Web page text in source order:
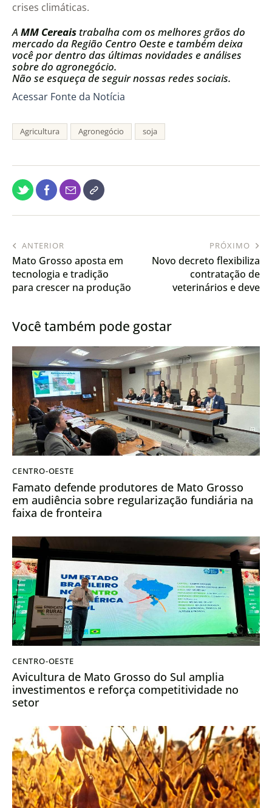
crises climáticas.
A MM Cereais trabalha com os melhores grãos do
mercado da Região Centro Oeste e também deixa
você por dentro das últimas novidades e análises
sobre do agronegócio.
Não se esqueça de seguir nossas redes sociais.
Acessar Fonte da Notícia
Agricultura Agronegócio soja
ANTERIOR
Mato Grosso aposta em
tecnologia e tradição
para crescer na produção
PRÓXIMO
Novo decreto flexibiliza
contratação de
veterinários e deve
Você também pode gostar
CENTRO-OESTE
Famato defende produtores de Mato Grosso
em audiência sobre regularização fundiária na
faixa de fronteira
CENTRO-OESTE
Avicultura de Mato Grosso do Sul amplia
investimentos e reforça competitividade no
setor